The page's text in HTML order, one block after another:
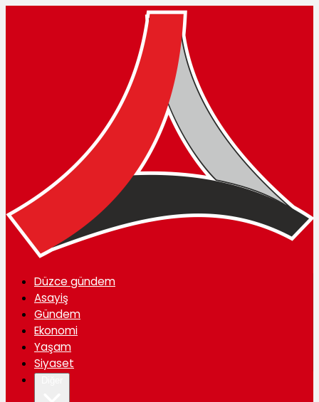
Düzce gündem
Asayiş
Gündem
Ekonomi
Yaşam
Siyaset